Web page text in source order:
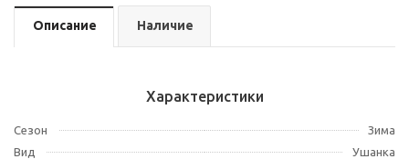
Описание Наличие
Характеристики
Сезон
Зима
Вид
Ушанка